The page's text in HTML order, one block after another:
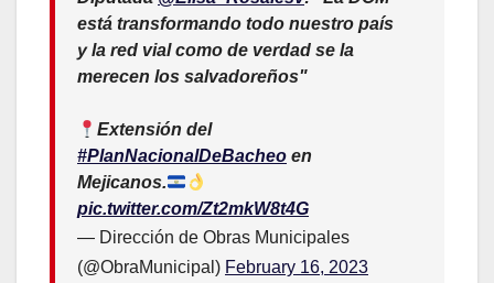
está transformando todo nuestro país
y la red vial como de verdad se la
merecen los salvadoreños"
Extensión del
#PlanNacionalDeBacheo en
Mejicanos.
pic.twitter.com/Zt2mkW8t4G
— Dirección de Obras Municipales
(@ObraMunicipal) February 16, 2023